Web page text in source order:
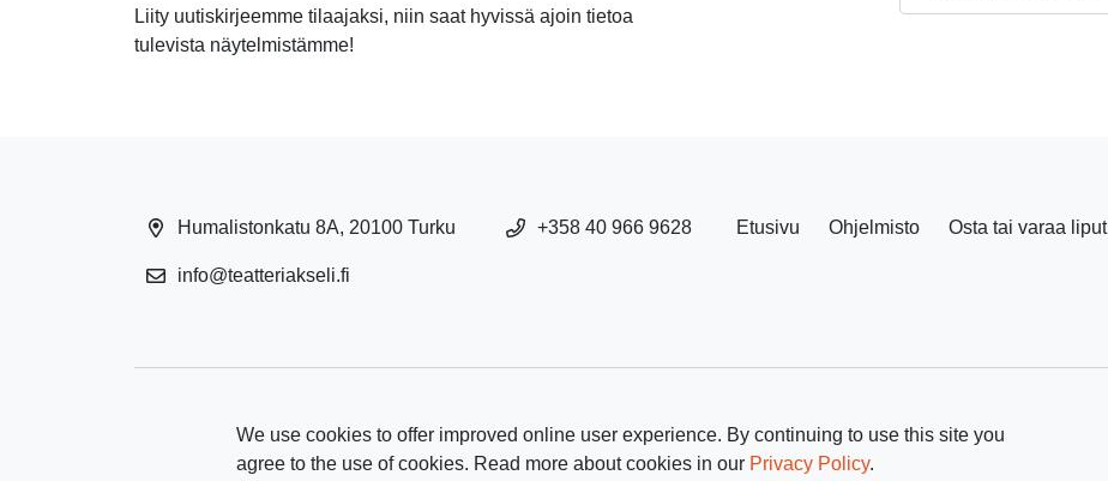
We use cookies to offer improved online user experience. By continuing to use this site you
agree to the use of cookies. Read more about cookies in our Privacy Policy.
Liity uutiskirjeemme tilaajaksi, niin saat hyvissä ajoin tietoa
tulevista näytelmistämme!
Humalistonkatu 8A, 20100 Turku +358 40 966 9628
info@teatteriakseli.fi
Etusivu Ohjelmisto Osta tai varaa liput